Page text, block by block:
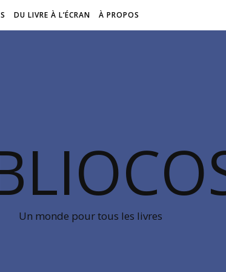
DU LIVRE À L’ÉCRAN À PROPOS
Un monde pour tous les livres